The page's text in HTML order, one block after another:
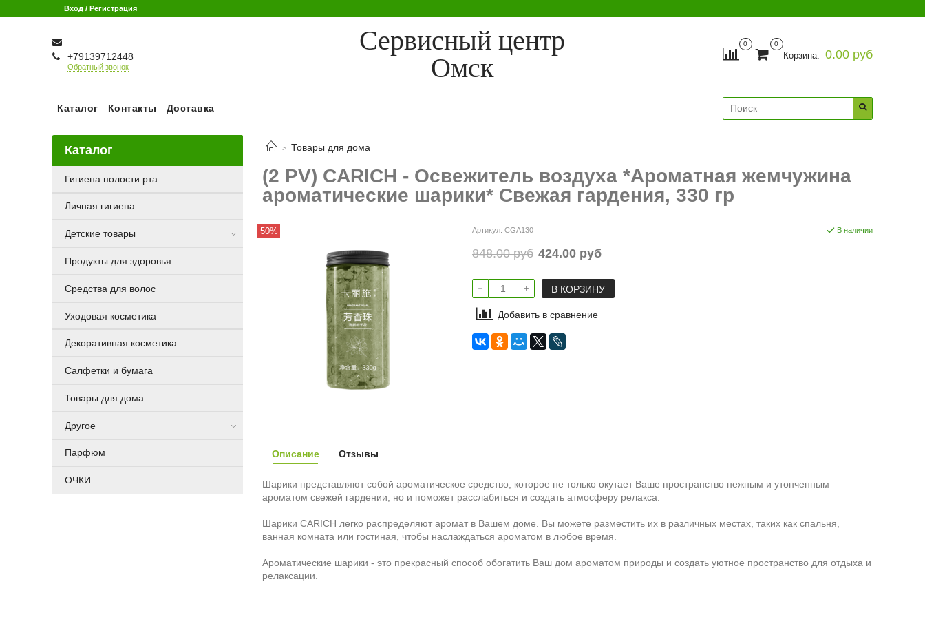
Вход / Регистрация
+79139712448
Обратный звонок
Сервисный центр
Омск
0 0
Корзина: 0.00 руб
Каталог Контакты Доставка
Товары для дома
(2 PV) CARICH - Освежитель воздуха *Ароматная жемчужина
ароматические шарики* Свежая гардения, 330 гр
50% Артикул: CGA130 В наличии
848.00 руб 424.00 руб
В КОРЗИНУ
Добавить в сравнение
Описание
Шарики представляют собой ароматическое средство, которое не только окутает Ваше пространство нежным и утонченным
ароматом свежей гардении, но и поможет расслабиться и создать атмосферу релакса.
Шарики CARICH легко распределяют аромат в Вашем доме. Вы можете разместить их в различных местах, таких как спальня,
ванная комната или гостиная, чтобы наслаждаться ароматом в любое время.
Ароматические шарики - это прекрасный способ обогатить Ваш дом ароматом природы и создать уютное пространство для отдыха и
релаксации.
Отзывы
Каталог
Гигиена полости рта
Личная гигиена
Детские товары
Продукты для здоровья
Средства для волос
Уходовая косметика
Декоративная косметика
Салфетки и бумага
Товары для дома
Другое
Парфюм
ОЧКИ